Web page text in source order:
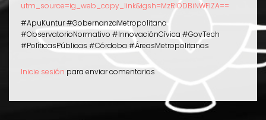
utm_source=ig_web_copy_link&igsh=MzRlODBiNWFlZA==
#ApuKuntur #GobernanzaMetropolitana
#ObservatorioNormativo #InnovaciónCívica #GovTech
#PolíticasPúblicas #Córdoba #ÁreasMetropolitanas
Inicie sesión para enviar comentarios